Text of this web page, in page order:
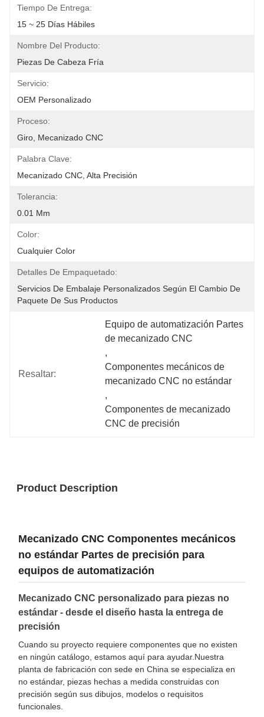
Tiempo De Entrega:
15 ~ 25 Días Hábiles
Nombre Del Producto:
Piezas De Cabeza Fría
Servicio:
OEM Personalizado
Proceso:
Giro, Mecanizado CNC
Palabra Clave:
Mecanizado CNC, Alta Precisión
Tolerancia:
0.01 Mm
Color:
Cualquier Color
Detalles De Empaquetado:
Servicios De Embalaje Personalizados Según El Cambio De
Paquete De Sus Productos
Resaltar:
Equipo de automatización Partes
de mecanizado CNC
,
Componentes mecánicos de
mecanizado CNC no estándar
,
Componentes de mecanizado
CNC de precisión
Product Description
Mecanizado CNC Componentes mecánicos
no estándar Partes de precisión para
equipos de automatización
Mecanizado CNC personalizado para piezas no
estándar - desde el diseño hasta la entrega de
precisión
Cuando su proyecto requiere componentes que no existen
en ningún catálogo, estamos aquí para ayudar.Nuestra
planta de fabricación con sede en China se especializa en
no estándar, piezas hechas a medida construidas con
precisión según sus dibujos, modelos o requisitos
funcionales.